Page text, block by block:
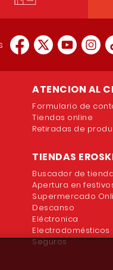
ATENCION AL
Formulario de
Tiendas online
Retiradas de
TIENDAS
Buscador de
Apertura en
Supermercado
Descanso
Eléctronica
Electrodomésticos
Seguros